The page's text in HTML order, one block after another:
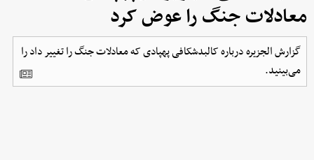
معادلات جنگ را عوض کرد
گزارش الجزیره درباره کالبدشکافی پهپادی که معادلات جنگ را تغییر داد را
می‌بینید.